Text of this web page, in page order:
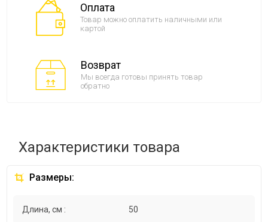
Оплата
Товар можно оплатить наличными или
картой
Возврат
Мы всегда готовы принять товар
обратно
Характеристики товара
Размеры:
Длина, см : 50